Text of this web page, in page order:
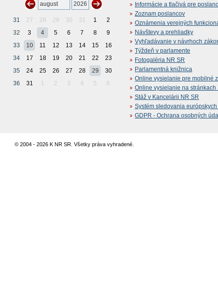
31 27 28 29 30 31 1
2
32
3 4 5 6 7 8
9
33
10 11 12 13 14 15
16
34
17 18 19 20 21 22
23
35
24 25 26 27 28 29
30
36
31 1 2 3 4 5 6
Informácie a tlačivá pre
Zoznam poslancov
Oznámenia verejných
Návštevy a prehliadky
Vyhľadávanie v návrhoch
Týždeň v parlamente
Fotogaléria NR SR
Parlamentná knižnica
Online vysielanie pre mobilné
Online vysielanie na stránkach
Stáž v Kancelárii NR SR
Systém sledovania
GDPR - Ochrana osobných
© 2004 - 2026 K NR SR. Všetky práva vyhradené.